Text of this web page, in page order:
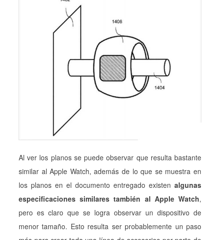
Al ver los planos se puede observar que resulta bastante
similar al Apple Watch, además de lo que se muestra en
los planos en el documento entregado existen algunas
especificaciones similares también al Apple Watch,
pero es claro que se logra observar un dispositivo de
menor tamaño. Esto resulta ser probablemente un paso